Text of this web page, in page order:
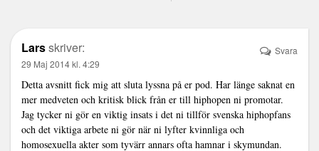
Larsskriver:
29 Maj 2014 kl. 4:29
Detta avsnitt fick mig att sluta lyssna på er pod. Har länge saknat en
mer medveten och kritisk blick från er till hiphopen ni promotar.
Jag tycker ni gör en viktig insats i det ni tillför svenska hiphopfans
och det viktiga arbete ni gör när ni lyfter kvinnliga och
homosexuella akter som tyvärr annars ofta hamnar i skymundan.
Svara